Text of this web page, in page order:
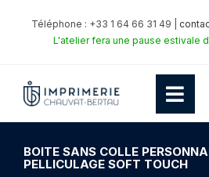
Téléphone : +33 1 64 66 31 49 |
L'atelier fera une pause estivale
BOITE SANS COLLE
PELLICULAGE SOFT TOUCH